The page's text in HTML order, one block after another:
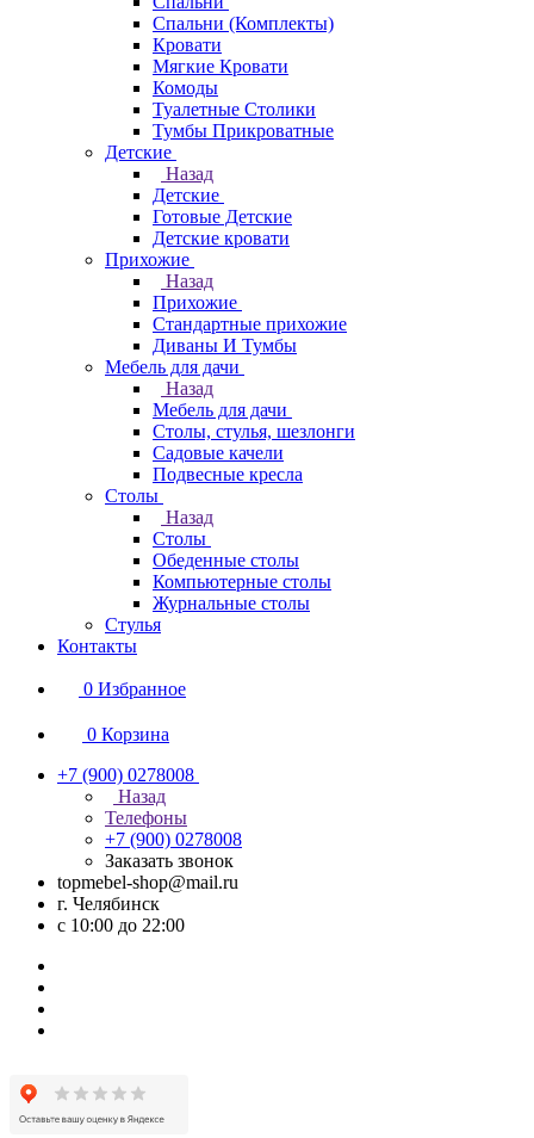
Спальни (Комплекты)
Кровати
Мягкие Кровати
Комоды
Туалетные Столики
Тумбы Прикроватные
Детские
Назад
Детские
Готовые Детские
Детские кровати
Прихожие
Назад
Прихожие
Стандартные прихожие
Диваны И Тумбы
Мебель для дачи
Назад
Мебель для дачи
Столы, стулья, шезлонги
Садовые качели
Подвесные кресла
Столы
Назад
Столы
Обеденные столы
Компьютерные столы
Журнальные столы
Стулья
Контакты
0 Избранное
0 Корзина
+7 (900) 0278008
Назад
Телефоны
+7 (900) 0278008
Заказать звонок
topmebel-shop@mail.ru
г. Челябинск
с 10:00 до 22:00